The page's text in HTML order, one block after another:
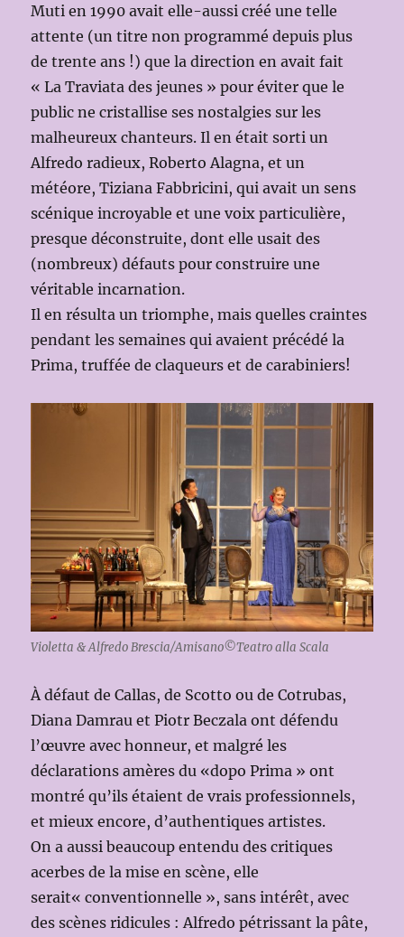
Muti en 1990 avait elle-aussi créé une telle
attente (un titre non programmé depuis plus
de trente ans !) que la direction en avait fait
« La Traviata des jeunes » pour éviter que le
public ne cristallise ses nostalgies sur les
malheureux chanteurs. Il en était sorti un
Alfredo radieux, Roberto Alagna, et un
météore, Tiziana Fabbricini, qui avait un sens
scénique incroyable et une voix particulière,
presque déconstruite, dont elle usait des
(nombreux) défauts pour construire une
véritable incarnation.
Il en résulta un triomphe, mais quelles craintes
pendant les semaines qui avaient précédé la
Prima, truffée de claqueurs et de carabiniers!
Violetta & Alfredo Brescia/Amisano©Teatro alla Scala
À défaut de Callas, de Scotto ou de Cotrubas,
Diana Damrau et Piotr Beczala ont défendu
l’œuvre avec honneur, et malgré les
déclarations amères du «dopo Prima » ont
montré qu’ils étaient de vrais professionnels,
et mieux encore, d’authentiques artistes.
On a aussi beaucoup entendu des critiques
acerbes de la mise en scène, elle
serait« conventionnelle », sans intérêt, avec
des scènes ridicules : Alfredo pétrissant la pâte,